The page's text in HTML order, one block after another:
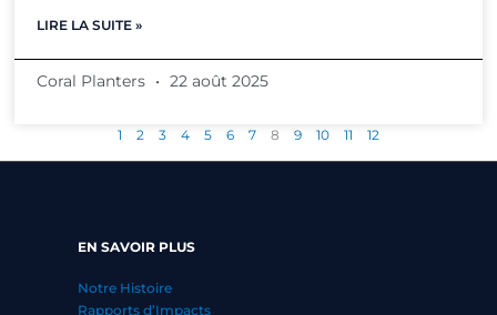
LIRE LA SUITE »
Coral Planters 22 août 2025
1 2 3 4 5 6 7 8 9 10 11 12
EN SAVOIR PLUS
Notre Histoire
Rapports d’Impacts